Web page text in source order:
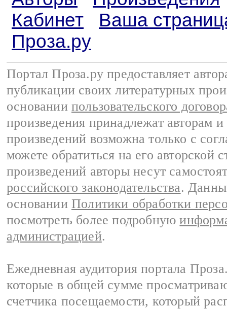
Кабинет
Ваша
Проза.ру
Портал Проза.ру предоставляет
публикации своих литературных
основании пользовательского
произведения принадлежат авторам
произведений возможна только с
можете обратиться на его авторской
произведений авторы несут
российского законодательства.
основании Политики обработки
посмотреть более подробную
администрацией.
Ежедневная аудитория портала
которые в общей сумме
счетчика посещаемости, который